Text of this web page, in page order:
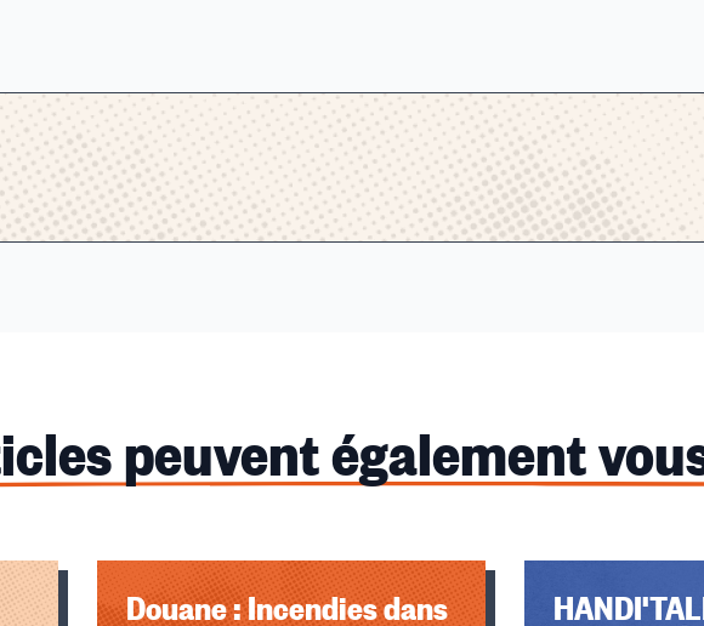
peuvent également
Douane : Incendies dans